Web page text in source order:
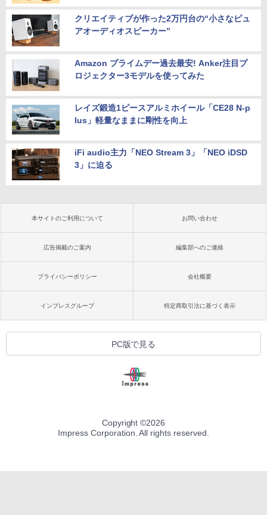
クリエイティブが作った2万円台の“小さなピュ
アオーディオスピーカー”
Amazon プライムデー過去最安! Anker注目プ
ロジェクター3モデルを使ってみた
レイズ鍛造1ピースアルミホイール「CE28 N-p
lus」軽量なままに剛性を向上
iFi audio主力「NEO Stream 3」「NEO iDSD
3」に迫る
本サイトのご利用について お問い合わせ
広告掲載のご案内 編集部へのご連絡
プライバシーポリシー 会社概要
インプレスグループ 特定商取引法に基づく表示
PC版で見る
Copyright ©2026
Impress Corporation. All rights reserved.